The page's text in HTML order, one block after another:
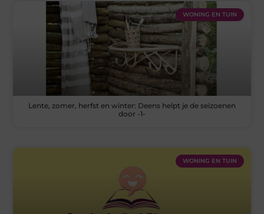
WONING EN TUIN
Lente, zomer, herfst en winter: Deens helpt je de seizoenen
door -1-
WONING EN TUIN